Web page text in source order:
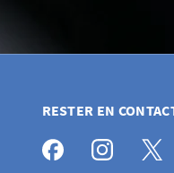
RESTER EN